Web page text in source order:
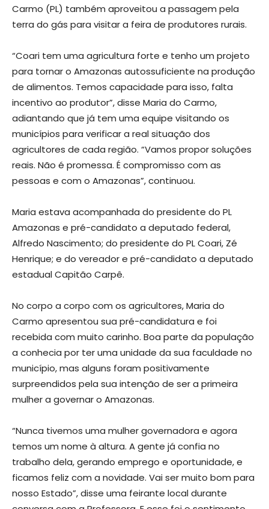
Carmo (PL) também aproveitou a passagem pela
terra do gás para visitar a feira de produtores rurais.
“Coari tem uma agricultura forte e tenho um projeto
para tornar o Amazonas autossuficiente na produção
de alimentos. Temos capacidade para isso, falta
incentivo ao produtor”, disse Maria do Carmo,
adiantando que já tem uma equipe visitando os
municípios para verificar a real situação dos
agricultores de cada região. “Vamos propor soluções
reais. Não é promessa. É compromisso com as
pessoas e com o Amazonas”, continuou.
Maria estava acompanhada do presidente do PL
Amazonas e pré-candidato a deputado federal,
Alfredo Nascimento; do presidente do PL Coari, Zé
Henrique; e do vereador e pré-candidato a deputado
estadual Capitão Carpê.
No corpo a corpo com os agricultores, Maria do
Carmo apresentou sua pré-candidatura e foi
recebida com muito carinho. Boa parte da população
a conhecia por ter uma unidade da sua faculdade no
município, mas alguns foram positivamente
surpreendidos pela sua intenção de ser a primeira
mulher a governar o Amazonas.
“Nunca tivemos uma mulher governadora e agora
temos um nome à altura. A gente já confia no
trabalho dela, gerando emprego e oportunidade, e
ficamos feliz com a novidade. Vai ser muito bom para
nosso Estado”, disse uma feirante local durante